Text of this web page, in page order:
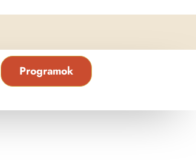
Programok